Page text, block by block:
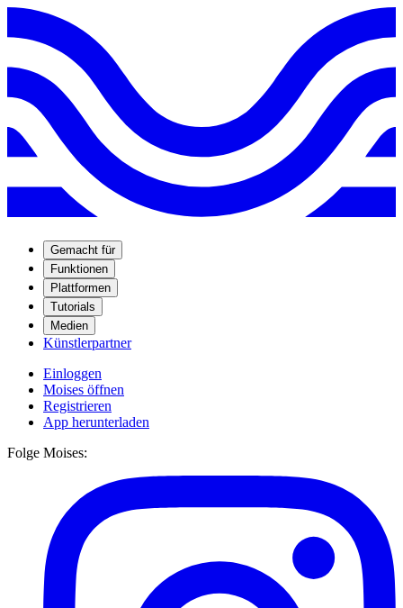
Gemacht für
Funktionen
Plattformen
Tutorials
Medien
Künstlerpartner
Einloggen
Moises öffnen
Registrieren
App herunterladen
Folge Moises: